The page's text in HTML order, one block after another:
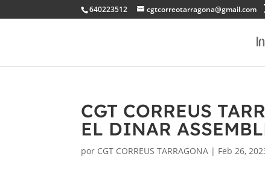
640223512 cgtcorreotarragona@gmail.com
CGT CORREUS
EL DINAR
por CGT CORREUS TARRAGONA | Feb 26,